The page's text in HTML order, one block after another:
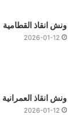
ونش انقاذ القطامية
2026-01-12
ونش انقاذ العمرانية
2026-01-12